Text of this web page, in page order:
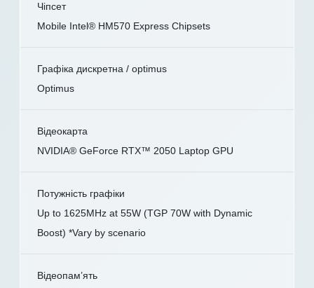
Чіпсет
Mobile Intel® HM570 Express Chipsets
Графіка дискретна / optimus
Optimus
Відеокарта
NVIDIA® GeForce RTX™ 2050 Laptop GPU
Потужність графіки
Up to 1625MHz at 55W (TGP 70W with Dynamic
Boost) *Vary by scenario
Відеопам’ять